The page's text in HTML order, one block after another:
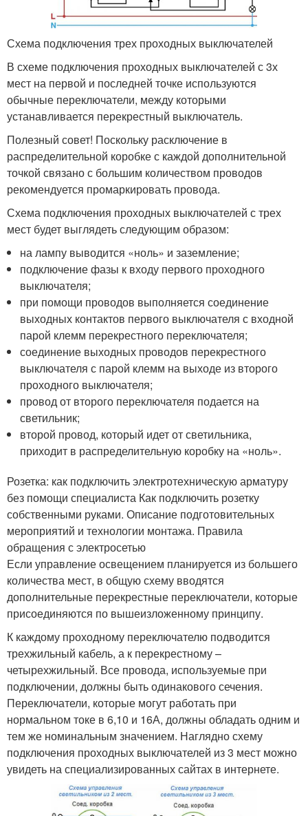
Схема подключения трех проходных выключателей
В схеме подключения проходных выключателей с 3х
мест на первой и последней точке используются
обычные переключатели, между которыми
устанавливается перекрестный выключатель.
Полезный совет! Поскольку расключение в
распределительной коробке с каждой дополнительной
точкой связано с большим количеством проводов
рекомендуется промаркировать провода.
Схема подключения проходных выключателей с трех
мест будет выглядеть следующим образом:
на лампу выводится «ноль» и заземление;
подключение фазы к входу первого проходного
выключателя;
при помощи проводов выполняется соединение
выходных контактов первого выключателя с входной
парой клемм перекрестного переключателя;
соединение выходных проводов перекрестного
выключателя с парой клемм на выходе из второго
проходного выключателя;
провод от второго переключателя подается на
светильник;
второй провод, который идет от светильника,
приходит в распределительную коробку на «ноль».
Розетка: как подключить электротехническую арматуру
без помощи специалиста Как подключить розетку
собственными руками. Описание подготовительных
мероприятий и технологии монтажа. Правила
обращения с электросетью
Если управление освещением планируется из большего
количества мест, в общую схему вводятся
дополнительные перекрестные переключатели, которые
присоединяются по вышеизложенному принципу.
К каждому проходному переключателю подводится
трехжильный кабель, а к перекрестному –
четырехжильный. Все провода, используемые при
подключении, должны быть одинакового сечения.
Переключатели, которые могут работать при
нормальном токе в 6,10 и 16А, должны обладать одним и
тем же номинальным значением. Наглядно схему
подключения проходных выключателей из 3 мест можно
увидеть на специализированных сайтах в интернете.